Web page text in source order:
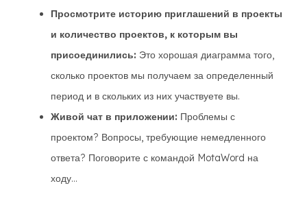
Просмотрите историю приглашений в проекты
и количество проектов, к которым вы
присоединились: Это хорошая диаграмма того,
сколько проектов мы получаем за определенный
период и в скольких из них участвуете вы.
Живой чат в приложении: Проблемы с
проектом? Вопросы, требующие немедленного
ответа? Поговорите с командой MotaWord на
ходу...